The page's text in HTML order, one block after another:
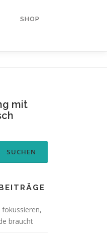
SHOP
mit
braucht